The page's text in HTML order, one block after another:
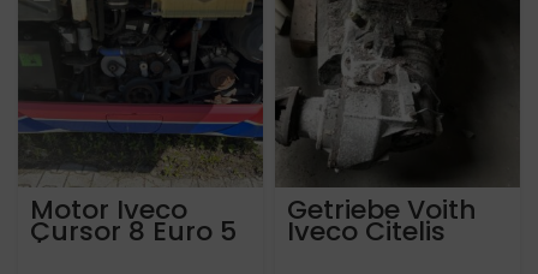
Motor Iveco
Cursor 8 Euro 5
/ eev aus Iveco
Getriebe Voith
Iveco Citelis
gelenk